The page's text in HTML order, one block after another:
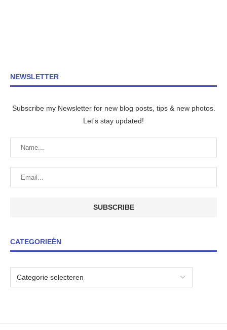
NEWSLETTER
Subscribe my Newsletter for new blog posts, tips & new photos.
Let's stay updated!
CATEGORIEËN